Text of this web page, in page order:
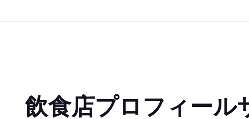
飲食店プロフィール